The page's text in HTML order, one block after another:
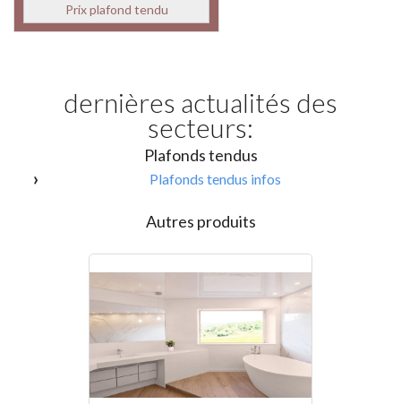
Prix plafond tendu
dernières actualités des
secteurs:
Plafonds tendus
Plafonds tendus infos
Autres produits